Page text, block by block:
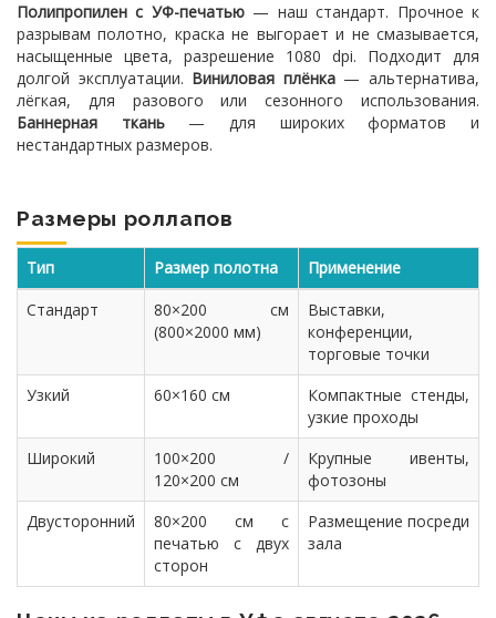
Полипропилен с УФ-печатью— наш стандарт. Прочное к
разрывам полотно, краска не выгорает и не смазывается,
насыщенные цвета, разрешение 1080 dpi. Подходит для
долгой эксплуатации. Виниловая плёнка— альтернатива,
лёгкая, для разового или сезонного использования.
Баннерная ткань— для широких форматов и
нестандартных размеров.
Размеры роллапов
Тип Размер полотна
Применение
Стандарт
80×200 см
(800×2000 мм)
Выставки,
конференции,
торговые точки
Узкий
60×160 см
Компактные стенды,
узкие проходы
Широкий
100×200 /
120×200 см
Крупные ивенты,
фотозоны
Двусторонний
80×200 см с
печатью с двух
сторон
Размещение посреди
зала